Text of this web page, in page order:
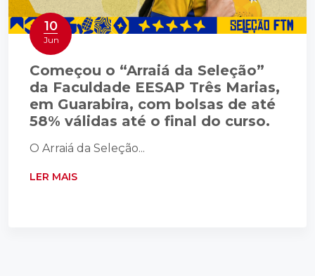
10
Jun
Começou o “Arraiá da Seleção”
da Faculdade EESAP Três Marias,
em Guarabira, com bolsas de até
58% válidas até o final do curso.
O Arraiá da Seleção...
LER MAIS